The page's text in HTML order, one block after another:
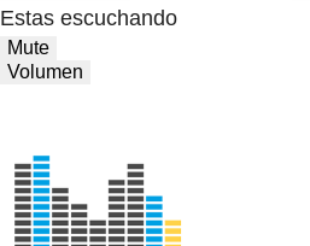
Estas escuchando
Mute
Volumen